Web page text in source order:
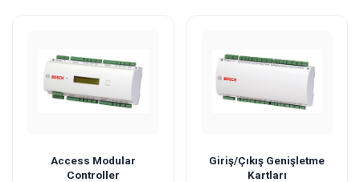
Access Modular
Controller
Giriş/Çıkış Genişletme
Kartları